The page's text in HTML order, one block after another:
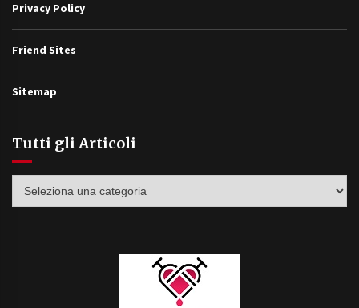
Privacy Policy
Friend Sites
Sitemap
Tutti gli Articoli